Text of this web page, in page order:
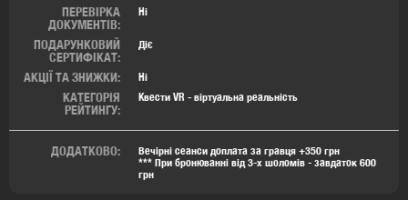
ПЕРЕВІРКА
ДОКУМЕНТІВ:
Ні
ПОДАРУНКОВИЙ
СЕРТИФІКАТ:
Діє
АКЦІЇ ТА ЗНИЖКИ: Ні
КАТЕГОРІЯ
РЕЙТИНГУ:
Квести VR - віртуальна реальність
ДОДАТКОВО:
Вечірні сеанси доплата за гравця +350 грн
*** При бронюванні від 3-х шоломів - завдаток 600
грн